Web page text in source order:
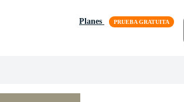
Planes